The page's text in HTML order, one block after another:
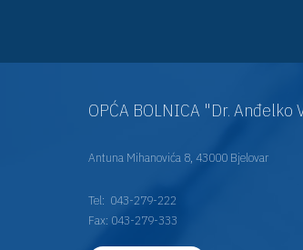
OPĆA BOLNICA "Dr. Anđelko
Antuna Mihanovića 8, 43000 Bjelovar
Tel: 043-279-222
Fax: 043-279-333